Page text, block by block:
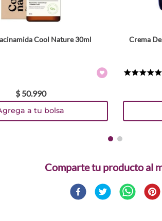
Cool Nature 30ml
$ 50.990
a tu bolsa
Crema
Comparte